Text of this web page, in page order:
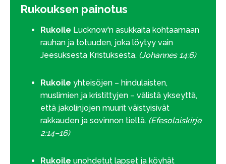
Rukouksen painotus
Rukoile Lucknow'n asukkaita kohtaamaan
rauhan ja totuuden, joka löytyy vain
Jeesuksesta Kristuksesta. (Johannes 14:6)
Rukoile yhteisöjen – hindulaisten,
muslimien ja kristittyjen – välistä ykseyttä,
että jakolinjojen muurit väistyisivät
rakkauden ja sovinnon tieltä. (Efesolaiskirje
2:14–16)
Rukoile unohdetut lapset ja köyhät